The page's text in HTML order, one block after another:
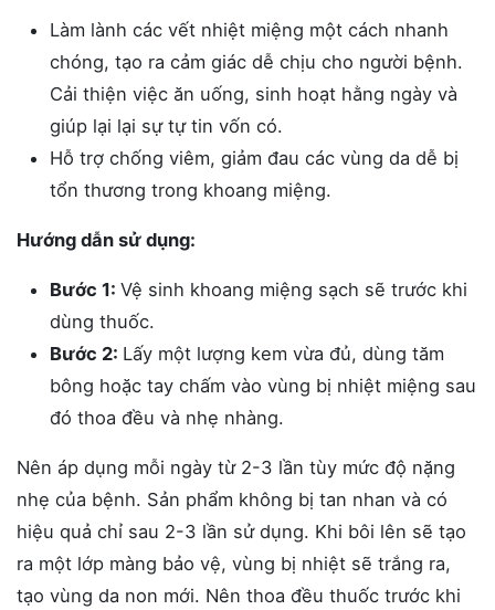
Làm lành các vết nhiệt miệng một cách nhanh
chóng, tạo ra cảm giác dễ chịu cho người bệnh.
Cải thiện việc ăn uống, sinh hoạt hằng ngày và
giúp lại lại sự tự tin vốn có.
Hỗ trợ chống viêm, giảm đau các vùng da dễ bị
tổn thương trong khoang miệng.
Hướng dẫn sử dụng:
Bước 1: Vệ sinh khoang miệng sạch sẽ trước khi
dùng thuốc.
Bước 2: Lấy một lượng kem vừa đủ, dùng tăm
bông hoặc tay chấm vào vùng bị nhiệt miệng sau
đó thoa đều và nhẹ nhàng.
Nên áp dụng mỗi ngày từ 2-3 lần tùy mức độ nặng
nhẹ của bệnh. Sản phẩm không bị tan nhan và có
hiệu quả chỉ sau 2-3 lần sử dụng. Khi bôi lên sẽ tạo
ra một lớp màng bảo vệ, vùng bị nhiệt sẽ trắng ra,
tạo vùng da non mới. Nên thoa đều thuốc trước khi